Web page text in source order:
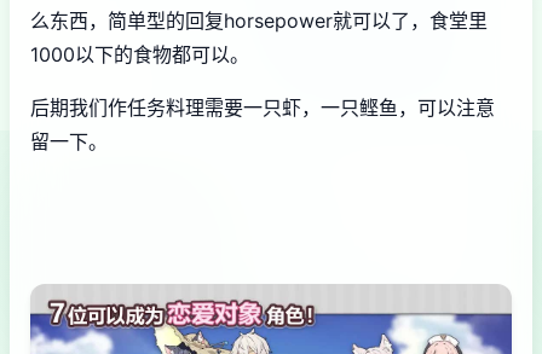
么东西，简单型的回复horsepower就可以了，食堂里
1000以下的食物都可以。
后期我们作任务料理需要一只虾，一只鲣鱼，可以注意
留一下。